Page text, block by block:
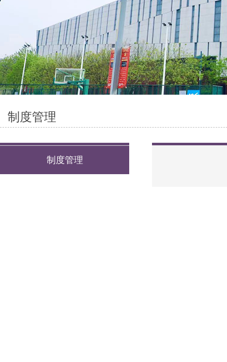
制度管理
制度管理